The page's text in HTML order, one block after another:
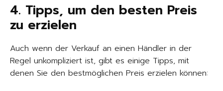
4. Tipps, um den besten Preis
zu erzielen
Auch wenn der Verkauf an einen Händler in der
Regel unkompliziert ist, gibt es einige Tipps, mit
denen Sie den bestmöglichen Preis erzielen können: